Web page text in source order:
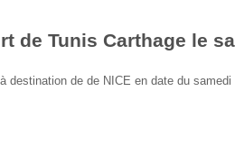
de Tunis Carthage le
destination de de NICE en date du samedi